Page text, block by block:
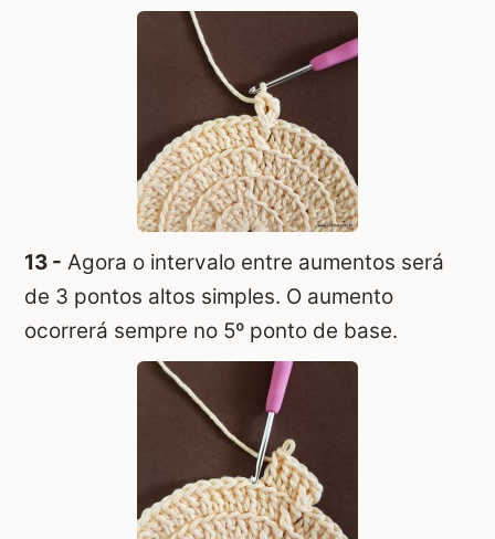
13 - Agora o intervalo entre aumentos será
de 3 pontos altos simples. O aumento
ocorrerá sempre no 5º ponto de base.